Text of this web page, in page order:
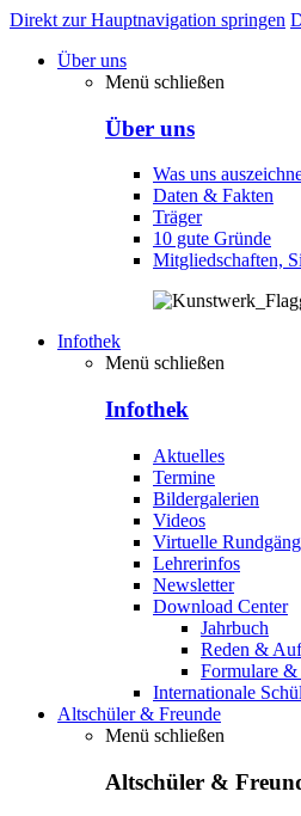
Direkt zur Hauptnavigation springen
Über uns
Menü schließen
Über uns
Was uns
Daten & Fakten
Träger
10 gute Gründe
Mitgliedschaften,
Infothek
Menü schließen
Infothek
Aktuelles
Termine
Bildergalerien
Videos
Virtuelle
Lehrerinfos
Newsletter
Download Center
Jahrbuch
Reden &
Formulare
Internationale
Altschüler & Freunde
Menü schließen
Altschüler &